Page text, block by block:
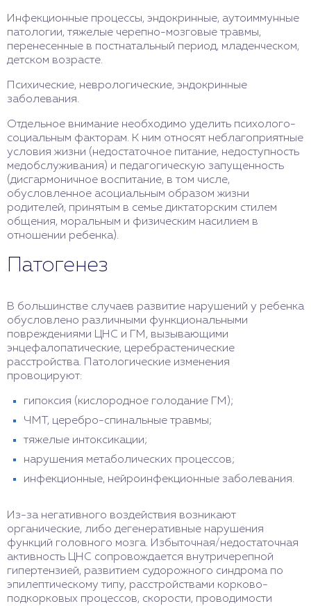
Инфекционные процессы, эндокринные, аутоиммунные
патологии, тяжелые черепно-мозговые травмы,
перенесенные в постнатальный период, младенческом,
детском возрасте.
Психические, неврологические, эндокринные
заболевания.
Отдельное внимание необходимо уделить психолого-
социальным факторам. К ним относят неблагоприятные
условия жизни (недостаточное питание, недоступность
медобслуживания) и педагогическую запущенность
(дисгармоничное воспитание, в том числе,
обусловленное асоциальным образом жизни
родителей, принятым в семье диктаторским стилем
общения, моральным и физическим насилием в
отношении ребенка).
Патогенез
В большинстве случаев развитие нарушений у ребенка
обусловлено различными функциональными
повреждениями ЦНС и ГМ, вызывающими
энцефалопатические, церебрастенические
расстройства. Патологические изменения
провоцируют:
гипоксия (кислородное голодание ГМ);
ЧМТ, церебро-спинальные травмы;
тяжелые интоксикации;
нарушения метаболических процессов;
инфекционные, нейроинфекционные заболевания.
Из-за негативного воздействия возникают
органические, либо дегенеративные нарушения
функций головного мозга. Избыточная/недостаточная
активность ЦНС сопровождается внутричерепной
гипертензией, развитием судорожного синдрома по
эпилептическому типу, расстройствами корково-
подкорковых процессов, скорости, проводимости